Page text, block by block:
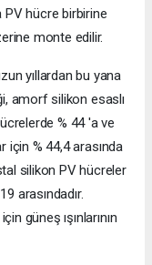
PV hücre birbirine
monte edilir.
yıllardan bu yana
amorf silikon esaslı
% 44 'a ve
için % 44,4 arasında
silikon PV hücreler
arasındadır.
güneş ışınlarının